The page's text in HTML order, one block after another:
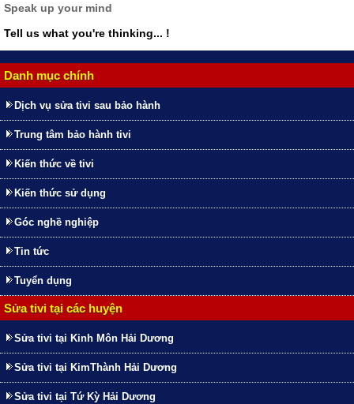
Danh mục chính
Dịch vụ sửa tivi sau bảo hành
Trung tâm bảo hành tivi
Kiến thức về tivi
Kiến thức sử dụng
Góc nghề nghiệp
Tin tức
Tuyển dụng
Sửa tivi tại các huyện
Sửa tivi tại Kinh Môn Hải Dương
Sửa tivi tại KimThành Hải Dương
Sửa tivi tại Tứ Kỳ Hải Dương
Speak up your mind
Tell us what you're thinking... !